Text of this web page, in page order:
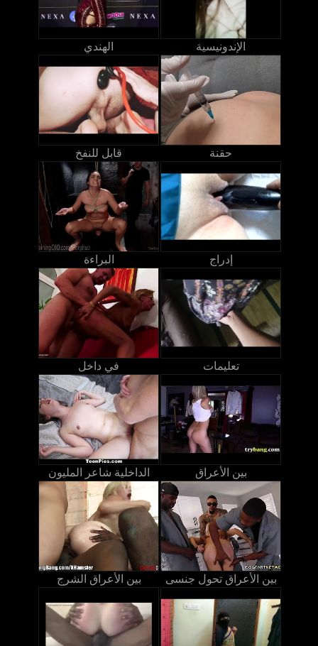
الهندي الإندونيسية
قابل للنفخ حقنة
البراءة إدراج
في داخل تعليمات
الداخلية شاعر المليون بين الأعراق
بين الأعراق الشرج بين الأعراق تحول جنسى